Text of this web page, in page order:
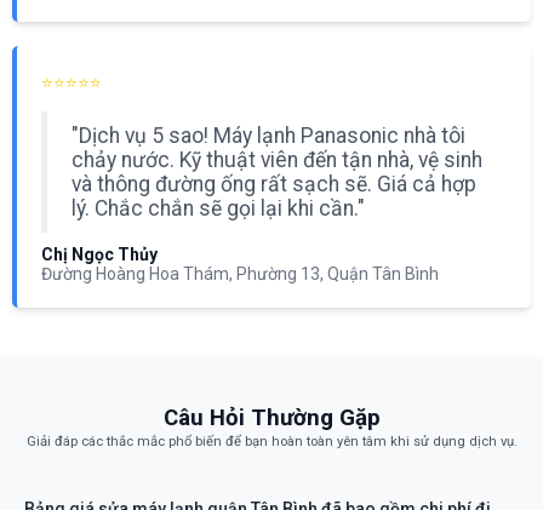
⭐⭐⭐⭐⭐
"Dịch vụ 5 sao! Máy lạnh Panasonic nhà tôi
chảy nước. Kỹ thuật viên đến tận nhà, vệ sinh
và thông đường ống rất sạch sẽ. Giá cả hợp
lý. Chắc chắn sẽ gọi lại khi cần."
Chị Ngọc Thủy
Đường Hoàng Hoa Thám, Phường 13, Quận Tân Bình
Câu Hỏi Thường Gặp
Giải đáp các thắc mắc phổ biến để bạn hoàn toàn yên tâm khi sử dụng dịch vụ.